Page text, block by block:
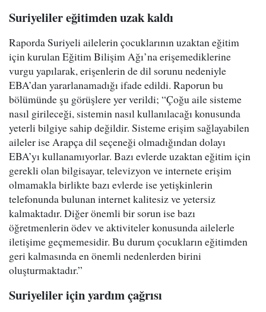
Suriyeliler eğitimden uzak kaldı
Raporda Suriyeli ailelerin çocuklarının uzaktan eğitim
için kurulan Eğitim Bilişim Ağı’na erişemediklerine
vurgu yapılarak, erişenlerin de dil sorunu nedeniyle
EBA’dan yararlanamadığı ifade edildi. Raporun bu
bölümünde şu görüşlere yer verildi; “Çoğu aile sisteme
nasıl girileceği, sistemin nasıl kullanılacağı konusunda
yeterli bilgiye sahip değildir. Sisteme erişim sağlayabilen
aileler ise Arapça dil seçeneği olmadığından dolayı
EBA’yı kullanamıyorlar. Bazı evlerde uzaktan eğitim için
gerekli olan bilgisayar, televizyon ve internete erişim
olmamakla birlikte bazı evlerde ise yetişkinlerin
telefonunda bulunan internet kalitesiz ve yetersiz
kalmaktadır. Diğer önemli bir sorun ise bazı
öğretmenlerin ödev ve aktiviteler konusunda ailelerle
iletişime geçmemesidir. Bu durum çocukların eğitimden
geri kalmasında en önemli nedenlerden birini
oluşturmaktadır.”
Suriyeliler için yardım çağrısı